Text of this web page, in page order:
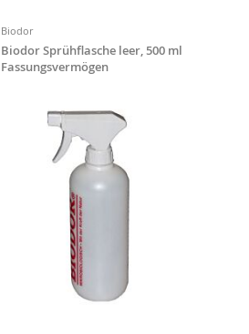
Biodor
Biodor Sprühflasche leer, 500 ml
Fassungsvermögen